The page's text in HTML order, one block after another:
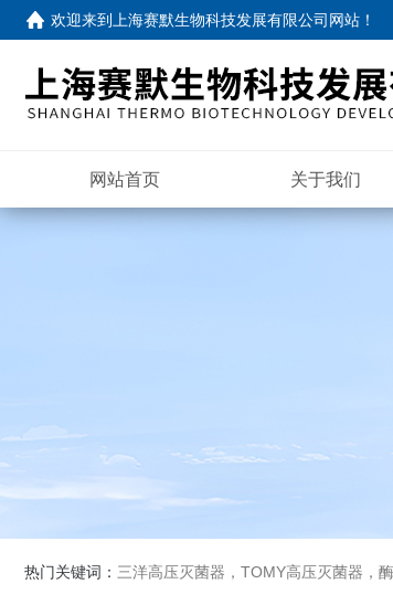
欢迎来到 上海赛默生物科技发展有限公司网站 ！
网站首页 关于我们
热门关键词： 三洋高压灭菌器，TOMY高压灭菌器，